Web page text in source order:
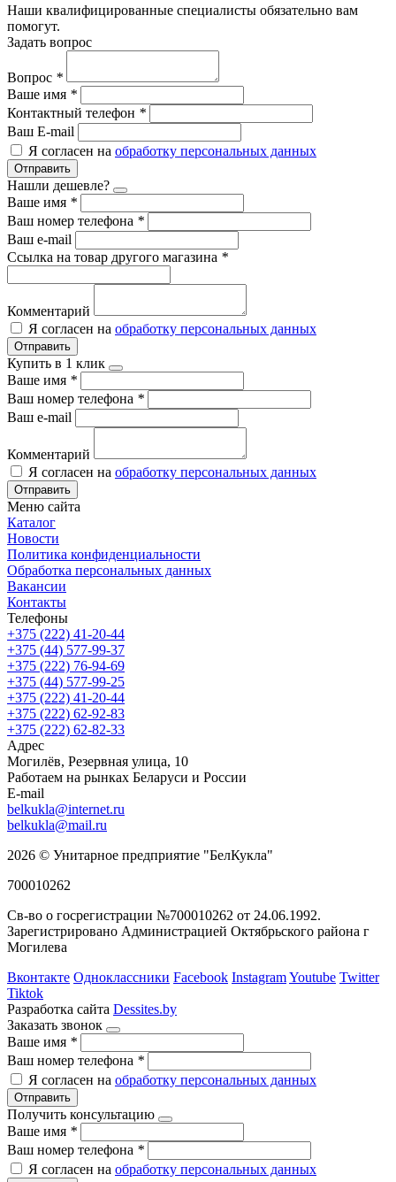
Наши квалифицированные специалисты обязательно вам
помогут.
Задать вопрос
Вопрос *
Ваше имя *
Контактный телефон *
Ваш E-mail
Я согласен на обработку персональных данных
Отправить
Нашли дешевле?
Ваше имя *
Ваш номер телефона *
Ваш e-mail
Ссылка на товар другого магазина *
Комментарий
Я согласен на обработку персональных данных
Отправить
Купить в 1 клик
Ваше имя *
Ваш номер телефона *
Ваш e-mail
Комментарий
Я согласен на обработку персональных данных
Отправить
Меню сайта
Каталог
Новости
Политика конфиденциальности
Обработка персональных данных
Вакансии
Контакты
Телефоны
+375 (222) 41-20-44
+375 (44) 577-99-37
+375 (222) 76-94-69
+375 (44) 577-99-25
+375 (222) 41-20-44
+375 (222) 62-92-83
+375 (222) 62-82-33
Адрес
Могилёв, Резервная улица, 10
Работаем на рынках Беларуси и России
E-mail
belkukla@internet.ru
belkukla@mail.ru
2026 © Унитарное предприятие "БелКукла"
700010262
Св-во о госрегистрации №700010262 от 24.06.1992.
Зарегистрировано Администрацией Октябрьского района г
Могилева
Вконтакте Одноклассники Facebook InstagramYoutube Twitter
Tiktok
Разработка сайта Dessites.by
Заказать звонок
Ваше имя *
Ваш номер телефона *
Я согласен на обработку персональных данных
Отправить
Получить консультацию
Ваше имя *
Ваш номер телефона *
Я согласен на обработку персональных данных